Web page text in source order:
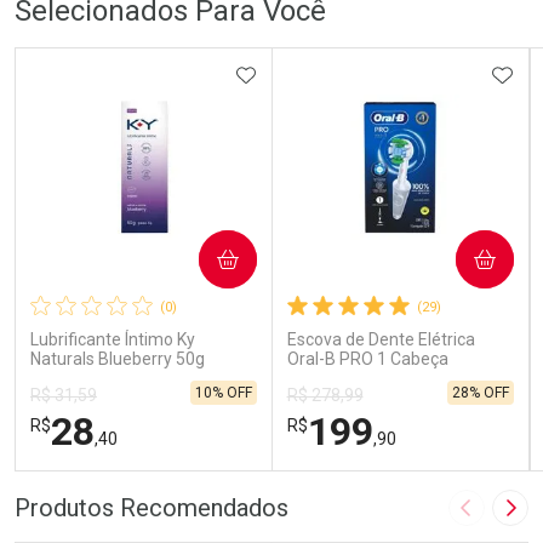
Selecionados Para Você
(0)
Lubrificante Íntimo Ky
Naturals Blueberry 50g
R$ 31,59
R$28,40
10% OFF
ADICIONAR AOS FAVORITOS
COMPRAR
FECHAR
FECHAR
(29)
Escova de Dente Elétrica
Oral-B PRO 1 Cabeça
Redonda Recarregável 1
Unidade
R$ 278,99
R$199,90
28% OFF
COMPRAR
Produtos Recomendados Imagem